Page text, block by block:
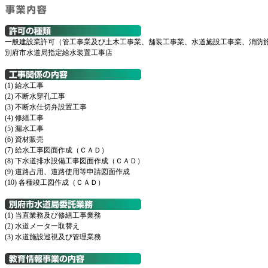
一般建設業許可（管工事業及び土木工事業、舗装工事業、水道施設工事業、消防
別府市水道局指定給水装置工事店
(1) 給水工事
(2) 不断水穿孔工事
(3) 不断水仕切弁設置工事
(4) 修繕工事
(5) 漏水工事
(6) 資材販売
(7) 給水工事図面作成（ＣＡＤ）
(8) 下水道排水設備工事図面作成（ＣＡＤ）
(9) 道路占用、道路使用等申請図面作成
(10) 各種竣工図作成（ＣＡＤ）
(1) 当直業務及び修繕工事業務
(2) 水道メーター取替え
(3) 水道施設巡視及び管理業務